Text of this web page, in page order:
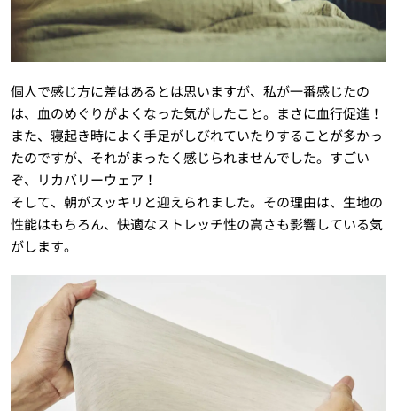
個人で感じ方に差はあるとは思いますが、私が一番感じたの
は、血のめぐりがよくなった気がしたこと。まさに血行促進！
また、寝起き時によく手足がしびれていたりすることが多かっ
たのですが、それがまったく感じられませんでした。すごい
ぞ、リカバリーウェア！
そして、朝がスッキリと迎えられました。その理由は、生地の
性能はもちろん、快適なストレッチ性の高さも影響している気
がします。